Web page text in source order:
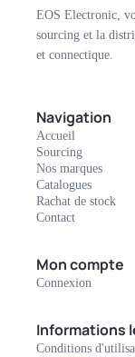
EOS Electronic,
sourcing et la
et connectique.
Navigation
Accueil
Sourcing
Nos marques
Catalogues
Rachat de stock
Contact
Mon compte
Connexion
Informations
Conditions